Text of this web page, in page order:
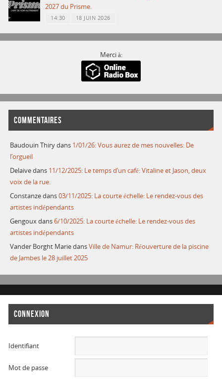
2027 du Prisme.
14:30 18 JUIN 2026
Merci à:
COMMENTAIRES
Baudouin Thirydans 1/01/26: Vous aurez de mes nouvelles: De
l’orgueil
Delaivedans 11/12/2025: Le temps d’un café: Vitaline et Jason, deux
voix de la rue.
Constanzedans03/11/2025: La courte échelle: Le rendez-vous des
artistes indépendants
Gengouxdans6/10/2025: La courte échelle: Le rendez-vous des
artistes indépendants
Vander Borght MariedansVille de Namur: Réouverture de la piscine
de Jambes le 28 juillet 2025
CONNEXION
Identifiant
Mot de passe